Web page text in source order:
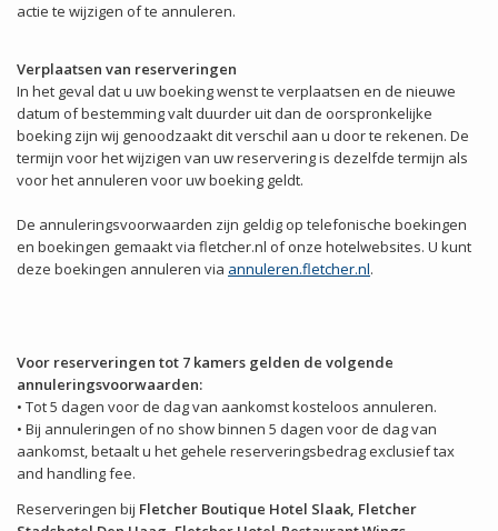
actie te wijzigen of te annuleren.
Verplaatsen van reserveringen
In het geval dat u uw boeking wenst te verplaatsen en de nieuwe
datum of bestemming valt duurder uit dan de oorspronkelijke
boeking zijn wij genoodzaakt dit verschil aan u door te rekenen. De
termijn voor het wijzigen van uw reservering is dezelfde termijn als
voor het annuleren voor uw boeking geldt.
De annuleringsvoorwaarden zijn geldig op telefonische boekingen
en boekingen gemaakt via fletcher.nl of onze hotelwebsites. U kunt
deze boekingen annuleren via annuleren.fletcher.nl.
Voor reserveringen tot 7 kamers gelden de volgende
annuleringsvoorwaarden:
• Tot 5 dagen voor de dag van aankomst kosteloos annuleren.
• Bij annuleringen of no show binnen 5 dagen voor de dag van
aankomst, betaalt u het gehele reserveringsbedrag exclusief tax
and handling fee.
Reserveringen bij Fletcher Boutique Hotel Slaak, Fletcher